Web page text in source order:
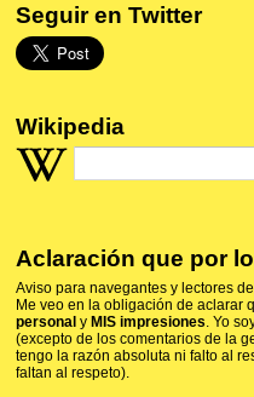
Seguir en Twitter
Wikipedia
Aclaración que por
Aviso para navegantes y lectores
Me veo en la obligación de aclarar
personal y MIS impresiones. Yo
(excepto de los comentarios de la
tengo la razón absoluta ni falto al
faltan al respeto).